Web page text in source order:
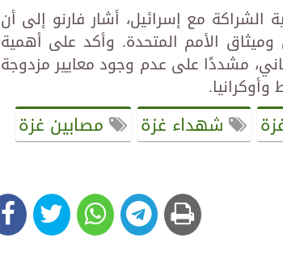
الشراكة مع إسرائيل، أشار فارنو إلى أن
وميثاق الأمم المتحدة. وأكد على أهمية
مشددًا على عدم وجود معايير مزدوجة
شهداء غزة
مصابين غزة